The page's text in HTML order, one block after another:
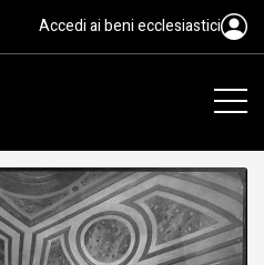
vetro,
Accedi ai beni ecclesiastici